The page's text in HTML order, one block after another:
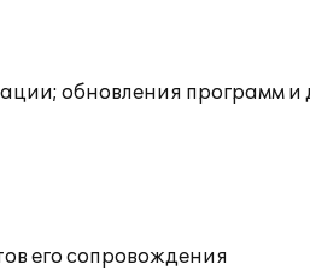
обновления программ
его сопровождения